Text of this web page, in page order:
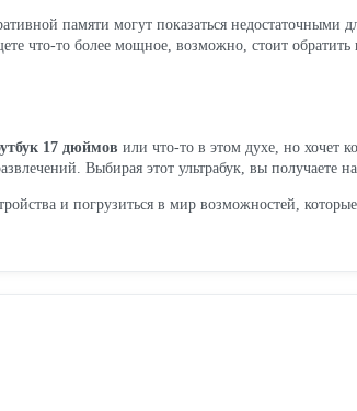
памяти могут показаться недостаточными
что-то более мощное, возможно, стоит
17 дюймов или что-то в этом духе, но хочет
Выбирая этот ультрабук, вы
и погрузиться в мир возможностей,